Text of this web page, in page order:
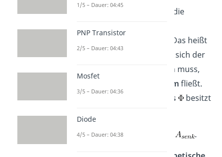
In der Formel steht
für die
. Das heißt
einfach ausgedrückt, dass sich der
ändern muss,
Induktionsstromfließt.
Dieser
magnetischer Fluss
besitzt
.
1/5 – Dauer: 04:45
PNP Transistor
2/5 – Dauer: 04:43
Mosfet
3/5 – Dauer: 04:36
Diode
4/5 – Dauer: 04:38